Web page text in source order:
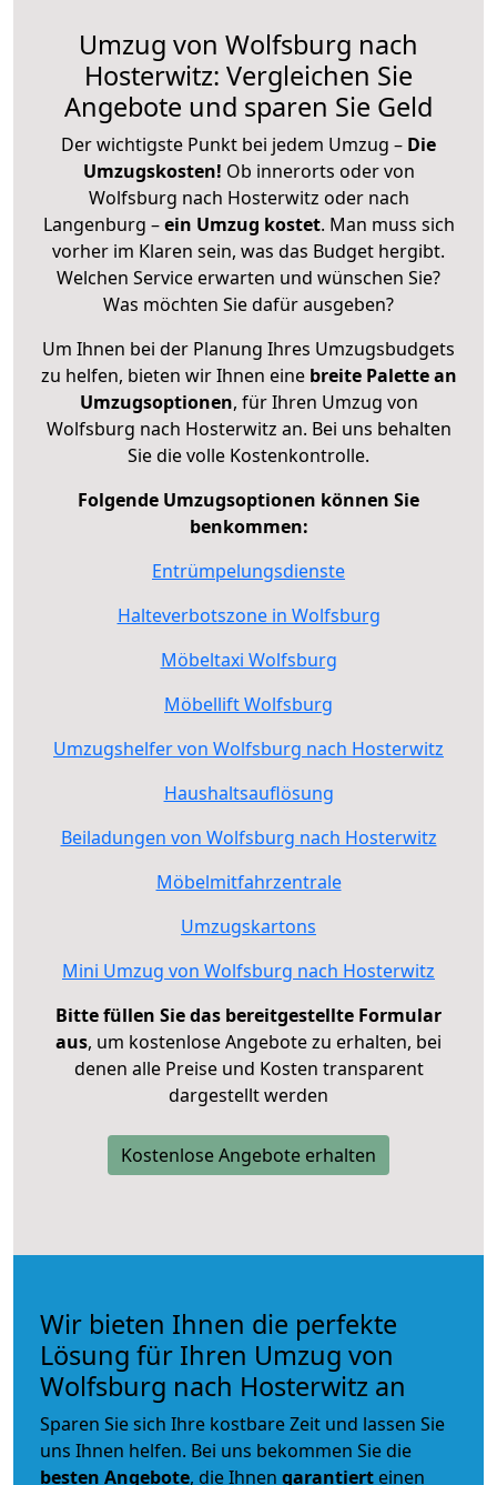
Umzug von Wolfsburg nach
Hosterwitz: Vergleichen Sie
Angebote und sparen Sie Geld
Der wichtigste Punkt bei jedem Umzug – Die
Umzugskosten! Ob innerorts oder von
Wolfsburg nach Hosterwitz oder nach
Langenburg –ein Umzug kostet. Man muss sich
vorher im Klaren sein, was das Budget hergibt.
Welchen Service erwarten und wünschen Sie?
Was möchten Sie dafür ausgeben?
Um Ihnen bei der Planung Ihres Umzugsbudgets
zu helfen, bieten wir Ihnen eine breite Palette an
Umzugsoptionen, für Ihren Umzug von
Wolfsburg nach Hosterwitz an. Bei uns behalten
Sie die volle Kostenkontrolle.
Folgende Umzugsoptionen können Sie
benkommen:
Entrümpelungsdienste
Halteverbotszone in Wolfsburg
Möbeltaxi Wolfsburg
Möbellift Wolfsburg
Umzugshelfer von Wolfsburg nach Hosterwitz
Haushaltsauflösung
Beiladungen von Wolfsburg nach Hosterwitz
Möbelmitfahrzentrale
Umzugskartons
Mini Umzug von Wolfsburg nach Hosterwitz
Bitte füllen Sie das bereitgestellte Formular
aus, um kostenlose Angebote zu erhalten, bei
denen alle Preise und Kosten transparent
dargestellt werden
Kostenlose Angebote erhalten
Wir bieten Ihnen die perfekte
Lösung für Ihren Umzug von
Wolfsburg nach Hosterwitz an
Sparen Sie sich Ihre kostbare Zeit und lassen Sie
uns Ihnen helfen. Bei uns bekommen Sie die
besten Angebote, die Ihnen garantiert einen